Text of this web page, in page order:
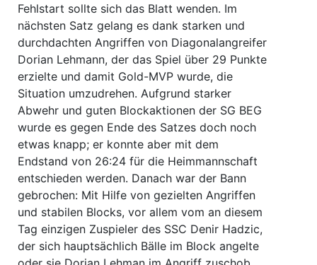
Fehlstart sollte sich das Blatt wenden. Im
nächsten Satz gelang es dank starken und
durchdachten Angriffen von Diagonalangreifer
Dorian Lehmann, der das Spiel über 29 Punkte
erzielte und damit Gold-MVP wurde, die
Situation umzudrehen. Aufgrund starker
Abwehr und guten Blockaktionen der SG BEG
wurde es gegen Ende des Satzes doch noch
etwas knapp; er konnte aber mit dem
Endstand von 26:24 für die Heimmannschaft
entschieden werden. Danach war der Bann
gebrochen: Mit Hilfe von gezielten Angriffen
und stabilen Blocks, vor allem vom an diesem
Tag einzigen Zuspieler des SSC Denir Hadzic,
der sich hauptsächlich Bälle im Block angelte